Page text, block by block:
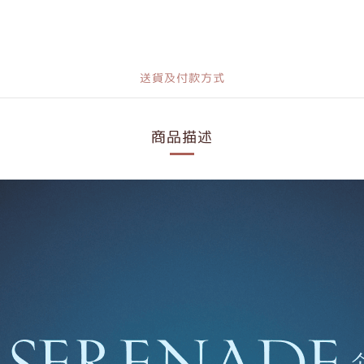
送貨及付款方式
商品描述